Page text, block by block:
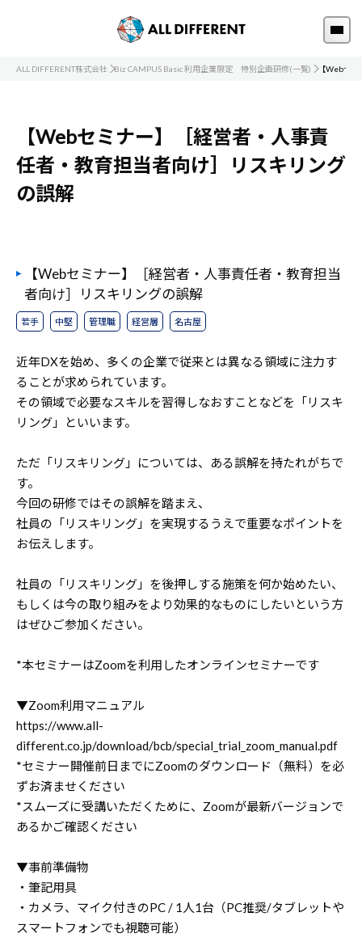
ALL DIFFERENT株式会社 Biz CAMPUS Basic 利用企業限定 特別企画研修(一覧) 【Webセミ
【Webセミナー】［経営者・人事責
任者・教育担当者向け］リスキリング
の誤解
【Webセミナー】［経営者・人事責任者・教育担当
者向け］リスキリングの誤解
若手 中堅 管理職 経営層 名古屋
近年DXを始め、多くの企業で従来とは異なる領域に注力す
ることが求められています。
その領域で必要なスキルを習得しなおすことなどを「リスキ
リング」といいます。
ただ「リスキリング」については、ある誤解を持たれがちで
す。
今回の研修ではその誤解を踏まえ、
社員の「リスキリング」を実現するうえで重要なポイントを
お伝えします。
社員の「リスキリング」を後押しする施策を何か始めたい、
もしくは今の取り組みをより効果的なものにしたいという方
はぜひご参加ください。
*本セミナーはZoomを利用したオンラインセミナーです
▼Zoom利用マニュアル
https://www.all-
different.co.jp/download/bcb/special_trial_zoom_manual.pdf
*セミナー開催前日までにZoomのダウンロード（無料）を必
ずお済ませください
*スムーズに受講いただくために、Zoomが最新バージョンで
あるかご確認ください
▼事前準備物
・筆記用具
・カメラ、マイク付きのPC / 1人1台（PC推奨/タブレットや
スマートフォンでも視聴可能）